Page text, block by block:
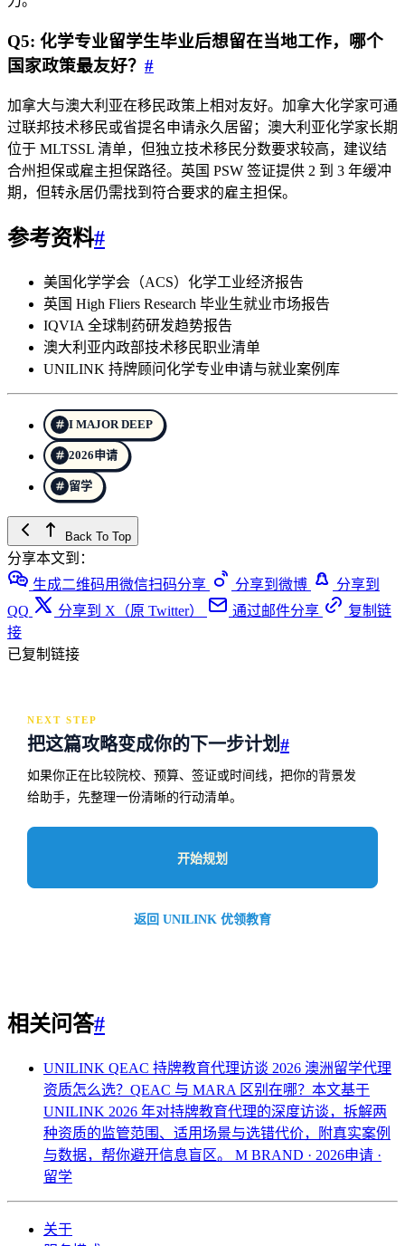
Q5: 化学专业留学生毕业后想留在当地工作，哪个
国家政策最友好？ #
加拿大与澳大利亚在移民政策上相对友好。加拿大化学家可通
过联邦技术移民或省提名申请永久居留；澳大利亚化学家长期
位于 MLTSSL 清单，但独立技术移民分数要求较高，建议结
合州担保或雇主担保路径。英国 PSW 签证提供 2 到 3 年缓冲
期，但转永居仍需找到符合要求的雇主担保。
参考资料#
美国化学学会（ACS）化学工业经济报告
英国 High Fliers Research 毕业生就业市场报告
IQVIA 全球制药研发趋势报告
澳大利亚内政部技术移民职业清单
UNILINK 持牌顾问化学专业申请与就业案例库
I MAJOR DEEP
2026申请
留学
Back To Top
分享本文到：
生成二维码用微信扫码分享
分享到微博
分享到
QQ
分享到 X（原 Twitter） 通过邮件分享
复制链
接
已复制链接
NEXT STEP
把这篇攻略变成你的下一步计划#
如果你正在比较院校、预算、签证或时间线，把你的背景发
给助手，先整理一份清晰的行动清单。
开始规划
返回 UNILINK 优领教育
相关问答#
UNILINK QEAC 持牌教育代理访谈 2026 澳洲留学代理
资质怎么选？QEAC 与 MARA 区别在哪？本文基于
UNILINK 2026 年对持牌教育代理的深度访谈，拆解两
种资质的监管范围、适用场景与选错代价，附真实案例
与数据，帮你避开信息盲区。 M BRAND · 2026申请 ·
留学
关于